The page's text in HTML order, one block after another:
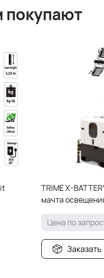
покупают
TRIME X-
мачта
Цена по
Заказать